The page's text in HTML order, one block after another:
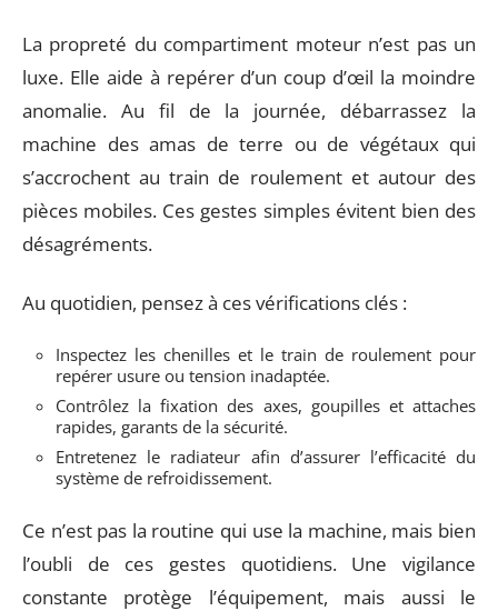
La propreté du compartiment moteur n’est pas un
luxe. Elle aide à repérer d’un coup d’œil la moindre
anomalie. Au fil de la journée, débarrassez la
machine des amas de terre ou de végétaux qui
s’accrochent au train de roulement et autour des
pièces mobiles. Ces gestes simples évitent bien des
désagréments.
Au quotidien, pensez à ces vérifications clés :
Inspectez les chenilles et le train de roulement pour
repérer usure ou tension inadaptée.
Contrôlez la fixation des axes, goupilles et attaches
rapides, garants de la sécurité.
Entretenez le radiateur afin d’assurer l’efficacité du
système de refroidissement.
Ce n’est pas la routine qui use la machine, mais bien
l’oubli de ces gestes quotidiens. Une vigilance
constante protège l’équipement, mais aussi le